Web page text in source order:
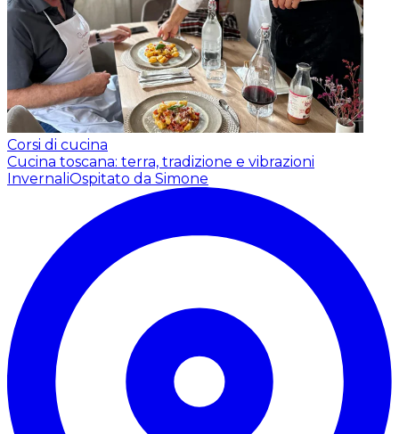
Corsi di cucina
Cucina toscana: terra, tradizione e vibrazioni
InvernaliOspitato da Simone